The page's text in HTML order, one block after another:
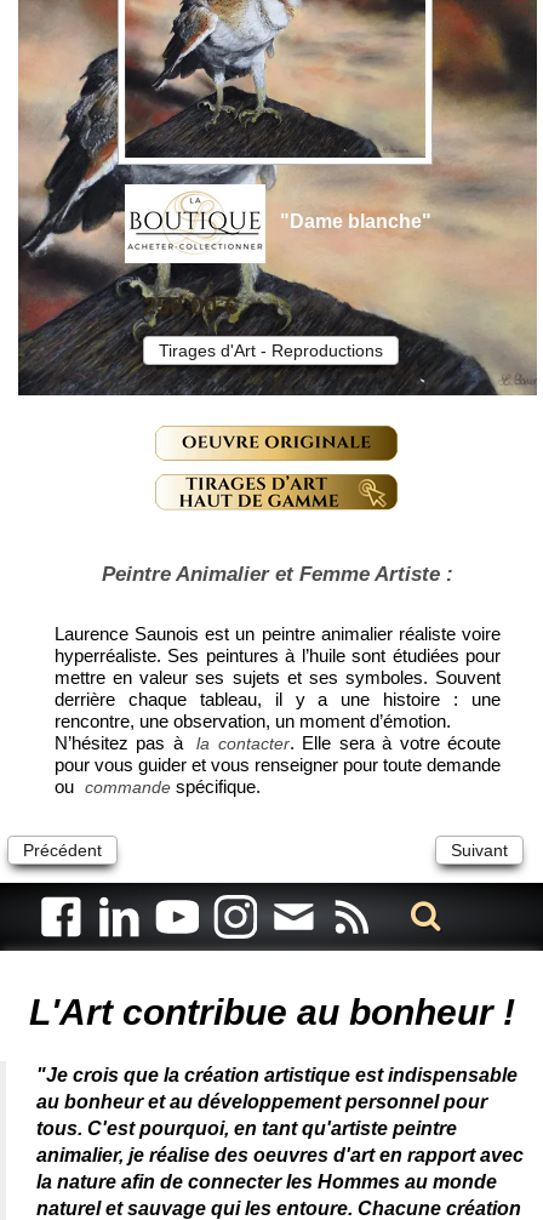
"Dame blanche"
250,00 €
Tirages d'Art - Reproductions
Peintre Animalier et Femme Artiste :
Laurence Saunois est un peintre animalier réaliste voire
hyperréaliste. Ses peintures à l’huile sont étudiées pour
mettre en valeur ses sujets et ses symboles. Souvent
derrière chaque tableau, il y a une histoire : une
rencontre, une observation, un moment d’émotion.
N’hésitez pas à
la contacter. Elle sera à votre écoute
pour vous guider et vous renseigner pour toute demande
ou commande spécifique.
Précédent Suivant
L'Art contribue au bonheur !
"Je crois que la création artistique est indispensable
au bonheur et au développement personnel pour
tous. C'est pourquoi, en tant qu'artiste peintre
animalier, je réalise des oeuvres d'art en rapport avec
la nature afin de connecter les Hommes au monde
naturel et sauvage qui les entoure. Chacune création